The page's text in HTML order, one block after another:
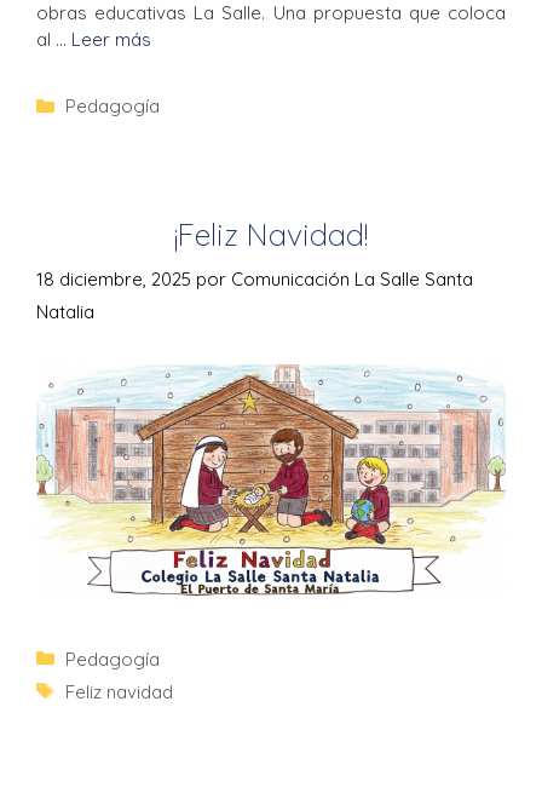
obras educativas La Salle. Una propuesta que coloca
al … Leer más
Pedagogía
¡Feliz Navidad!
18 diciembre, 2025 por Comunicación La Salle Santa
Natalia
Pedagogía
Feliz navidad